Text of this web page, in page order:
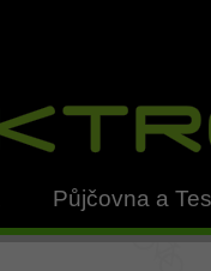
Půjčovna a